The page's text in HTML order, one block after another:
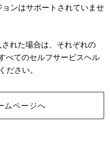
ンはサポートされていませ
れた場合は、それぞれの
べてのセルフサービスヘル
ださい。
ムページへ